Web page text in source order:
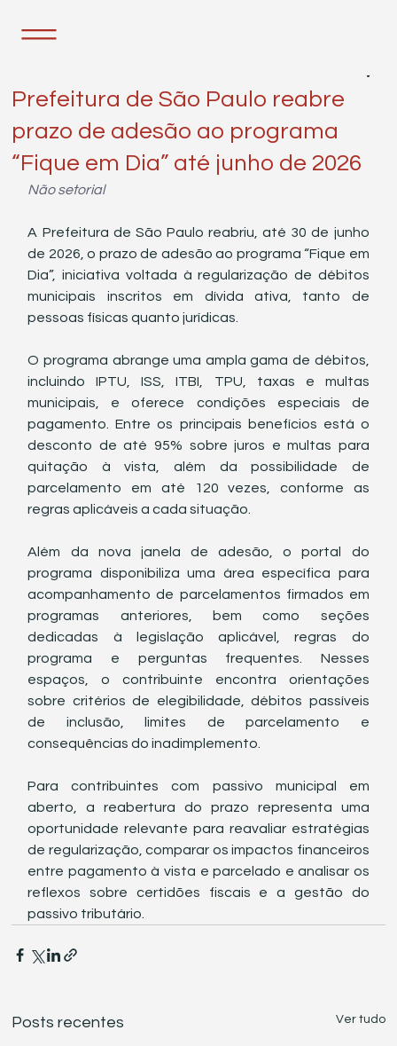
Prefeitura de São Paulo reabre
prazo de adesão ao programa
“Fique em Dia” até junho de 2026
Não setorial
A Prefeitura de São Paulo reabriu, até 30 de junho
de 2026, o prazo de adesão ao programa “Fique em
Dia”, iniciativa voltada à regularização de débitos
municipais inscritos em dívida ativa, tanto de
pessoas físicas quanto jurídicas.
O programa abrange uma ampla gama de débitos,
incluindo IPTU, ISS, ITBI, TPU, taxas e multas
municipais, e oferece condições especiais de
pagamento. Entre os principais benefícios está o
desconto de até 95% sobre juros e multas para
quitação à vista, além da possibilidade de
parcelamento em até 120 vezes, conforme as
regras aplicáveis a cada situação.
Além da nova janela de adesão, o portal do
programa disponibiliza uma área específica para
acompanhamento de parcelamentos firmados em
programas anteriores, bem como seções
dedicadas à legislação aplicável, regras do
programa e perguntas frequentes. Nesses
espaços, o contribuinte encontra orientações
sobre critérios de elegibilidade, débitos passíveis
de inclusão, limites de parcelamento e
consequências do inadimplemento.
Para contribuintes com passivo municipal em
aberto, a reabertura do prazo representa uma
oportunidade relevante para reavaliar estratégias
de regularização, comparar os impactos financeiros
entre pagamento à vista e parcelado e analisar os
reflexos sobre certidões fiscais e a gestão do
passivo tributário.
Posts recentes Ver tudo